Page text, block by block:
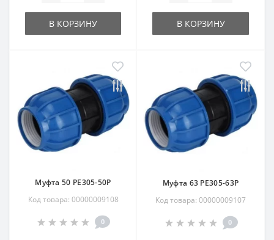
В КОРЗИНУ В КОРЗИНУ
Муфта 50 РЕ305-50Р
Код товара: 00000009108
0
Муфта 63 РЕ305-63Р
Код товара: 00000009107
0